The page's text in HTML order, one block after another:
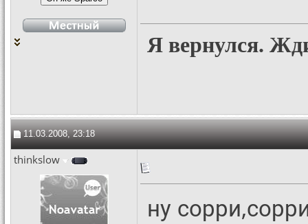
Я вернулся.
11.03.2008, 23:18
thinkslow
ну